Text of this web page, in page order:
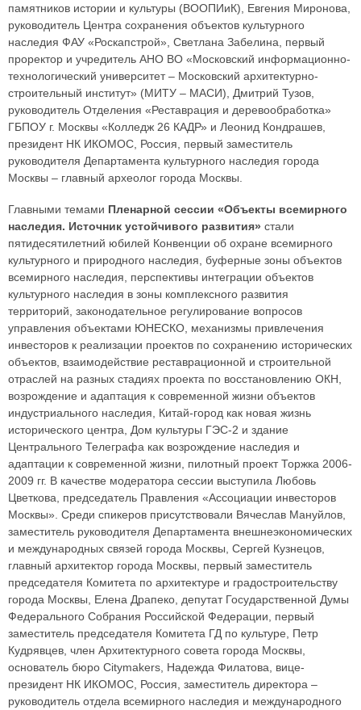
памятников истории и культуры (ВООПИиК), Евгения Миронова,
руководитель Центра сохранения объектов культурного
наследия ФАУ «Роскапстрой», Светлана Забелина, первый
проректор и учредитель АНО ВО «Московский информационно-
технологический университет – Московский архитектурно-
строительный институт» (МИТУ – МАСИ), Дмитрий Тузов,
руководитель Отделения «Реставрация и деревообработка»
ГБПОУ г. Москвы «Колледж 26 КАДР» и Леонид Кондрашев,
президент НК ИКОМОС, Россия, первый заместитель
руководителя Департамента культурного наследия города
Москвы – главный археолог города Москвы.
Главными темами Пленарной сессии «Объекты всемирного
наследия. Источник устойчивого развития» стали
пятидесятилетний юбилей Конвенции об охране всемирного
культурного и природного наследия, буферные зоны объектов
всемирного наследия, перспективы интеграции объектов
культурного наследия в зоны комплексного развития
территорий, законодательное регулирование вопросов
управления объектами ЮНЕСКО, механизмы привлечения
инвесторов к реализации проектов по сохранению исторических
объектов, взаимодействие реставрационной и строительной
отраслей на разных стадиях проекта по восстановлению ОКН,
возрождение и адаптация к современной жизни объектов
индустриального наследия, Китай-город как новая жизнь
исторического центра, Дом культуры ГЭС-2 и здание
Центрального Телеграфа как возрождение наследия и
адаптации к современной жизни, пилотный проект Торжка 2006-
2009 гг. В качестве модератора сессии выступила Любовь
Цветкова, председатель Правления «Ассоциации инвесторов
Москвы». Среди спикеров присутствовали Вячеслав Мануйлов,
заместитель руководителя Департамента внешнеэкономических
и международных связей города Москвы, Сергей Кузнецов,
главный архитектор города Москвы, первый заместитель
председателя Комитета по архитектуре и градостроительству
города Москвы, Елена Драпеко, депутат Государственной Думы
Федерального Собрания Российской Федерации, первый
заместитель председателя Комитета ГД по культуре, Петр
Кудрявцев, член Архитектурного совета города Москвы,
основатель бюро Citymakers, Надежда Филатова, вице-
президент НК ИКОМОС, Россия, заместитель директора –
руководитель отдела всемирного наследия и международного